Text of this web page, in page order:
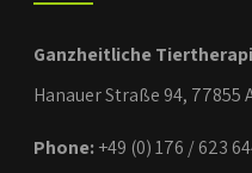
Ganzheitliche
Hanauer Straße 94, 77855
Phone:+49 (0) 176 / 623